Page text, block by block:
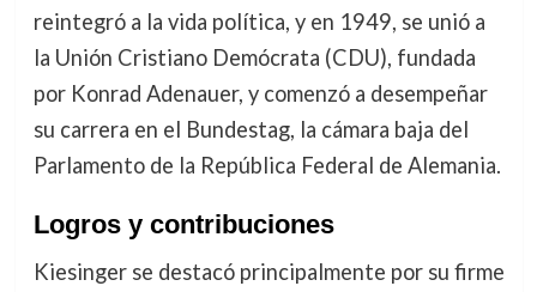
reintegró a la vida política, y en 1949, se unió a
la Unión Cristiano Demócrata (CDU), fundada
por Konrad Adenauer, y comenzó a desempeñar
su carrera en el Bundestag, la cámara baja del
Parlamento de la República Federal de Alemania.
Logros y contribuciones
Kiesinger se destacó principalmente por su firme